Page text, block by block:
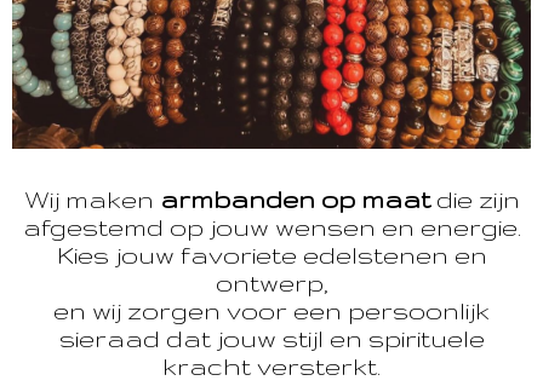
Wij maken armbanden op maatdie zijn
afgestemd op jouw wensen en energie.
Kies jouw favoriete edelstenen en
ontwerp,
en wij zorgen voor een persoonlijk
sieraad dat jouw stijl en spirituele
kracht versterkt.